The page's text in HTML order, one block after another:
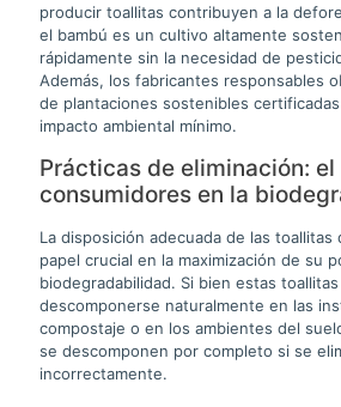
producir toallitas contribuyen a la
el bambú es un cultivo altamente
rápidamente sin la necesidad de
Además, los fabricantes responsables
de plantaciones sostenibles
impacto ambiental mínimo.
Prácticas de eliminación:
consumidores en la
La disposición adecuada de las toallitas
papel crucial en la maximización de su
biodegradabilidad. Si bien estas
descomponerse naturalmente en las
compostaje o en los ambientes del
se descomponen por completo si se
incorrectamente.